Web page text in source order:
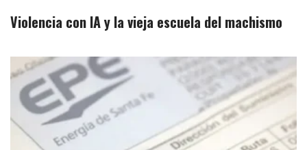
Violencia con IA y la vieja escuela del machismo